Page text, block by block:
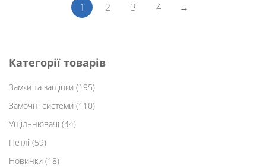
1 2 3 4 →
Категорії товарів
Замки та защіпки (195)
Замочні системи (110)
Ущільнювачі (44)
Петлі (59)
Новинки (18)